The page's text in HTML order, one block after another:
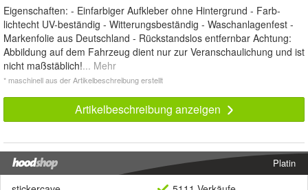
Eigenschaften: - Einfarbiger Aufkleber ohne Hintergrund - Farb-
lichtecht UV-beständig - Witterungsbeständig - Waschanlagenfest -
Markenfolie aus Deutschland - Rückstandslos entfernbar Achtung:
Abbildung auf dem Fahrzeug dient nur zur Veranschaulichung und ist
nicht maßstäblich!... Mehr
* maschinell aus der Artikelbeschreibung erstellt
Artikelbeschreibung anzeigen
Platin